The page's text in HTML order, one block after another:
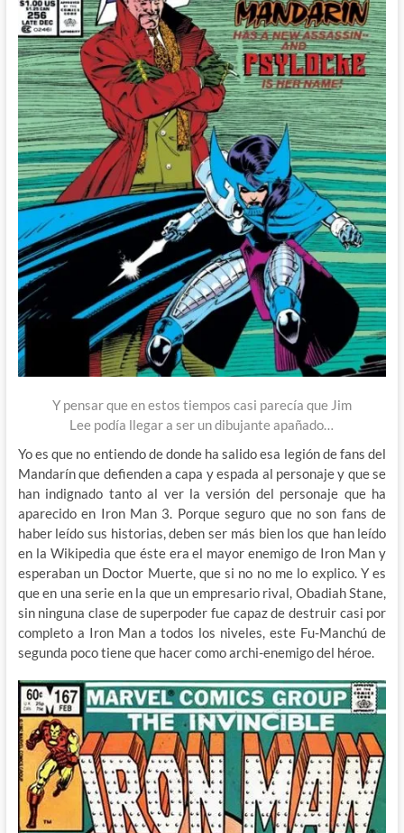
Y pensar que en estos tiempos casi parecía que Jim
Lee podía llegar a ser un dibujante apañado…
Yo es que no entiendo de donde ha salido esa legión de fans del
Mandarín que defienden a capa y espada al personaje y que se
han indignado tanto al ver la versión del personaje que ha
aparecido en Iron Man 3. Porque seguro que no son fans de
haber leído sus historias, deben ser más bien los que han leído
en la Wikipedia que éste era el mayor enemigo de Iron Man y
esperaban un Doctor Muerte, que si no no me lo explico. Y es
que en una serie en la que un empresario rival, Obadiah Stane,
sin ninguna clase de superpoder fue capaz de destruir casi por
completo a Iron Man a todos los niveles, este Fu-Manchú de
segunda poco tiene que hacer como archi-enemigo del héroe.